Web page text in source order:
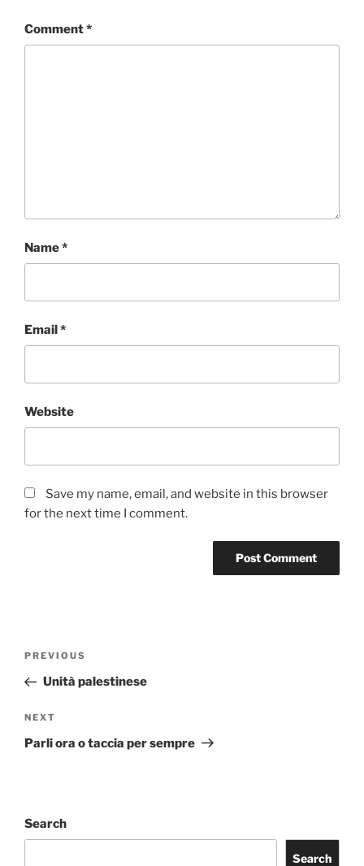
Comment*
Name*
Email*
Website
Save my name, email, and website in this browser
for the next time I comment.
Previous
Post
PREVIOUS
Unità palestinese
Next
Post
NEXT
Parli ora o taccia per sempre
Search
Search